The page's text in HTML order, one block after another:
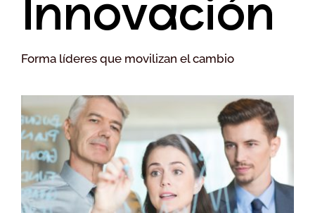
Innovación
Forma líderes que movilizan el cambio